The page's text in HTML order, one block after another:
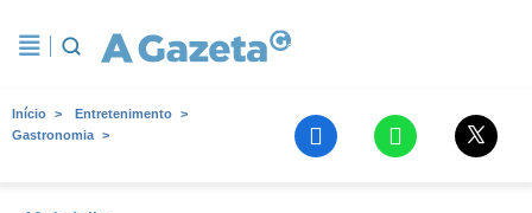
Início
Entretenimento
Gastronomia